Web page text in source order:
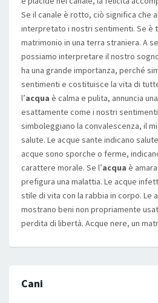
Se il canale è rotto, ciò significa che
interpretato i nostri sentimenti. Se è
matrimonio in una terra straniera. A
possiamo interpretare il nostro
ha una grande importanza, perché
sentimenti e costituisce la vita di
l’acqua è calma e pulita, annuncia
esattamente come i nostri
simboleggiano la convalescenza, il
salute. Le acque sante indicano
acque sono sporche o ferme,
carattere morale. Se l’acqua è
prefigura una malattia. Le acque
stile di vita con la rabbia in corpo. Le
mostrano beni non propriamente
perdita di libertà. Acque nere, un
Cani